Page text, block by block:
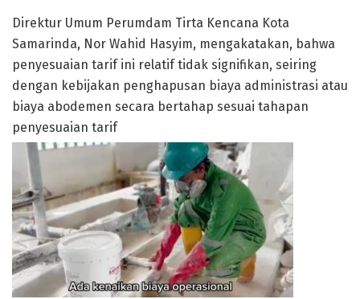
Direktur Umum Perumdam Tirta Kencana Kota
Samarinda, Nor Wahid Hasyim, mengakatakan, bahwa
penyesuaian tarif ini relatif tidak signifikan, seiring
dengan kebijakan penghapusan biaya administrasi atau
biaya abodemen secara bertahap sesuai tahapan
penyesuaian tarif